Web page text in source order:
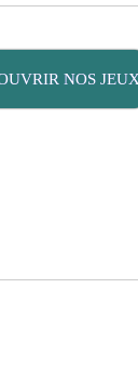
NOS JEUX